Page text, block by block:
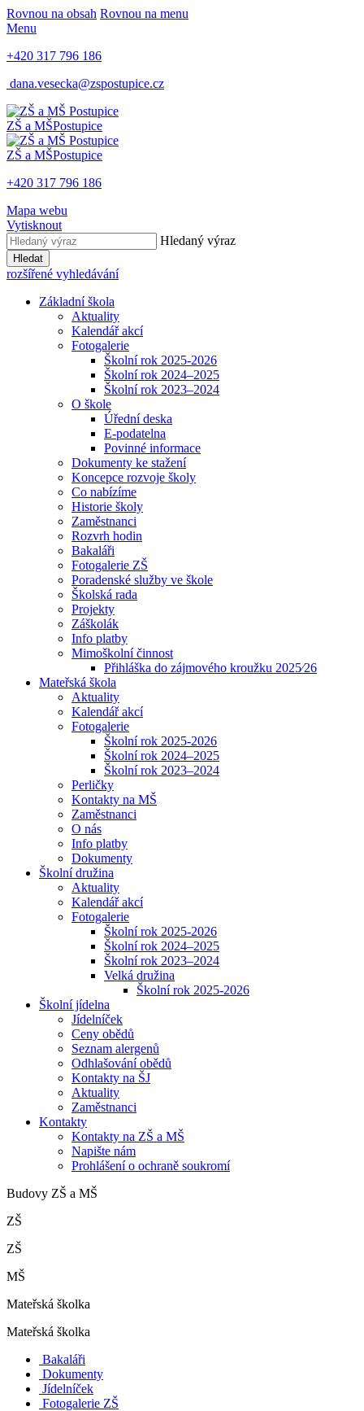
Rovnou na obsah Rovnou na menu
Menu
+420 317 796 186
dana.vesecka@zspostupice.cz
ZŠ a MŠPostupice
ZŠ a MŠPostupice
+420 317 796 186
Mapa webu
Vytisknout
Hledaný výraz
Hledat
rozšířené vyhledávání
Základní škola
Aktuality
Kalendář akcí
Fotogalerie
Školní rok 2025-2026
Školní rok 2024–2025
Školní rok 2023–2024
O škole
Úřední deska
E-podatelna
Povinné informace
Dokumenty ke stažení
Koncepce rozvoje školy
Co nabízíme
Historie školy
Zaměstnanci
Rozvrh hodin
Bakaláři
Fotogalerie ZŠ
Poradenské služby ve škole
Školská rada
Projekty
Záškolák
Info platby
Mimoškolní činnost
Přihláška do zájmového kroužku 2025⁄26
Mateřská škola
Aktuality
Kalendář akcí
Fotogalerie
Školní rok 2025-2026
Školní rok 2024–2025
Školní rok 2023–2024
Perličky
Kontakty na MŠ
Zaměstnanci
O nás
Info platby
Dokumenty
Školní družina
Aktuality
Kalendář akcí
Fotogalerie
Školní rok 2025-2026
Školní rok 2024–2025
Školní rok 2023–2024
Velká družina
Školní rok 2025-2026
Školní jídelna
Jídelníček
Ceny obědů
Seznam alergenů
Odhlašování obědů
Kontakty na ŠJ
Aktuality
Zaměstnanci
Kontakty
Kontakty na ZŠ a MŠ
Napište nám
Prohlášení o ochraně soukromí
Budovy ZŠ a MŠ
ZŠ
ZŠ
MŠ
Mateřská školka
Mateřská školka
Bakaláři
Dokumenty
Jídelníček
Fotogalerie ZŠ